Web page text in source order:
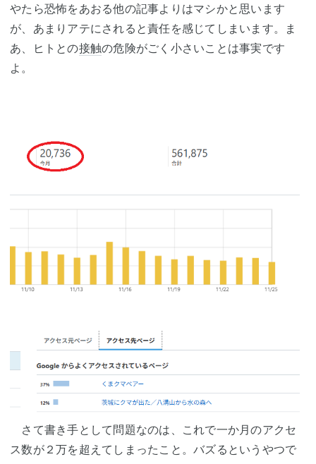
やたら恐怖をあおる他の記事よりはマシかと思います
が、あまりアテにされると責任を感じてしまいます。ま
あ、ヒトとの接触の危険がごく小さいことは事実です
よ。
さて書き手として問題なのは、これで一か月のアクセ
ス数が２万を超えてしまったこと。バズるというやつで